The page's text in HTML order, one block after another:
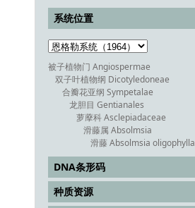
系统位置
被子植物门 Angiospermae
双子叶植物纲 Dicotyledoneae
合瓣花亚纲 Sympetalae
龙胆目 Gentianales
萝藦科 Asclepiadaceae
滑藤属 Absolmsia
滑藤 Absolmsia oligophylla
DNA条形码
种质资源